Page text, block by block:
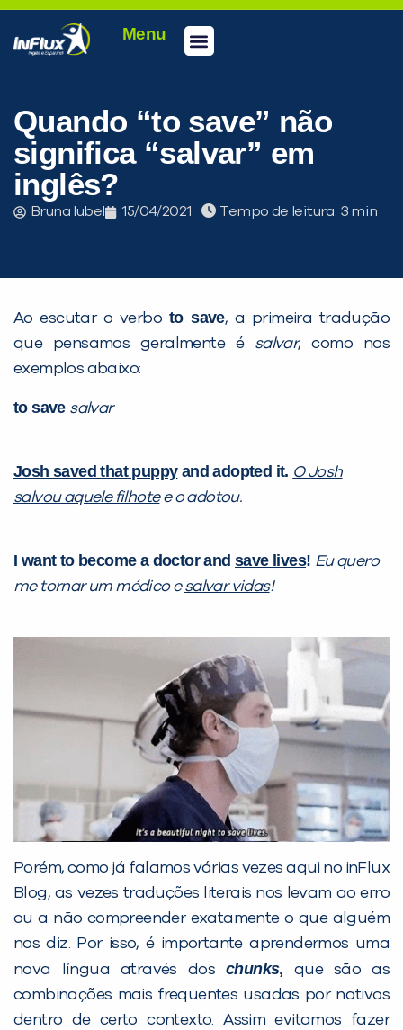
Menu
Quando “to save” não
significa “salvar” em
inglês?
Bruna Iubel 15/04/2021 Tempo de leitura:
Ao escutar o verbo to save, a primeira tradução
que pensamos geralmente é salvar, como nos
exemplos abaixo:
to save salvar
Josh saved that puppyand adopted it. O Josh
salvou aquele filhotee o adotou.
I want to become a doctor and save lives! Eu quero
me tornar um médico esalvar vidas!
Porém, como já falamos várias vezes aqui no inFlux
Blog, as vezes traduções literais nos levam ao erro
ou a não compreender exatamente o que alguém
nos diz. Por isso, é importante aprendermos uma
nova língua através dos chunks, que são as
combinações mais frequentes usadas por nativos
dentro de certo contexto. Assim evitamos fazer
PEÇA UMA DEMONSTRAÇÃO DE MÉTODO
Desculpe!
Não encontramos nenhuma unidade
inFlux nesta cidade ou bairro que
você digitou.
Preencha com seus dados abaixo e
já vamos te colocar em contato
com a